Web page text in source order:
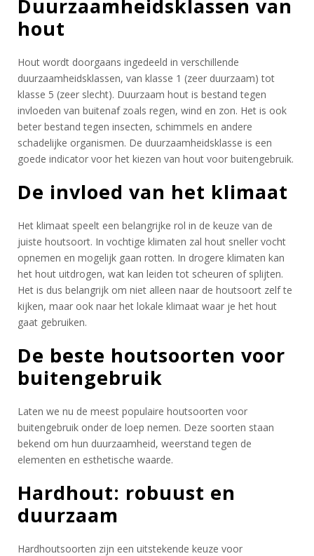
Duurzaamheidsklassen van
hout
Hout wordt doorgaans ingedeeld in verschillende
duurzaamheidsklassen, van klasse 1 (zeer duurzaam) tot
klasse 5 (zeer slecht). Duurzaam hout is bestand tegen
invloeden van buitenaf zoals regen, wind en zon. Het is ook
beter bestand tegen insecten, schimmels en andere
schadelijke organismen. De duurzaamheidsklasse is een
goede indicator voor het kiezen van hout voor buitengebruik.
De invloed van het klimaat
Het klimaat speelt een belangrijke rol in de keuze van de
juiste houtsoort. In vochtige klimaten zal hout sneller vocht
opnemen en mogelijk gaan rotten. In drogere klimaten kan
het hout uitdrogen, wat kan leiden tot scheuren of splijten.
Het is dus belangrijk om niet alleen naar de houtsoort zelf te
kijken, maar ook naar het lokale klimaat waar je het hout
gaat gebruiken.
De beste houtsoorten voor
buitengebruik
Laten we nu de meest populaire houtsoorten voor
buitengebruik onder de loep nemen. Deze soorten staan
bekend om hun duurzaamheid, weerstand tegen de
elementen en esthetische waarde.
Hardhout: robuust en
duurzaam
Hardhoutsoorten zijn een uitstekende keuze voor